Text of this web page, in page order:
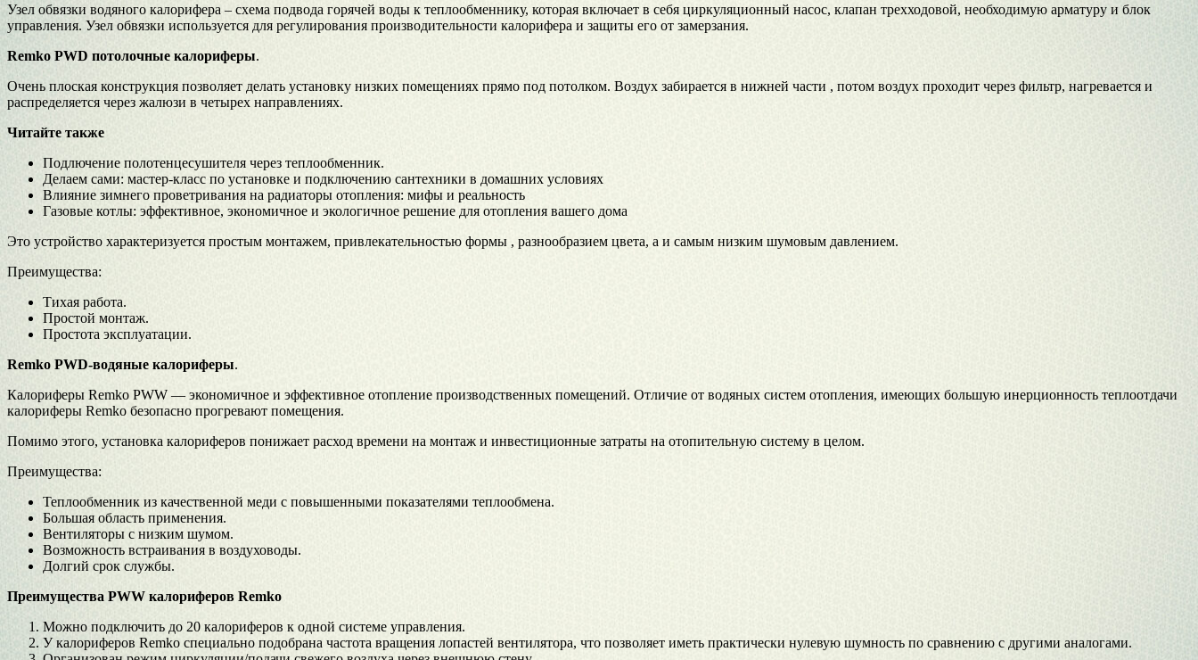
Узел обвязки водяного калорифера – схема подвода горячей воды к теплообменнику, которая включает в себя циркуляционный насос, клапан трехходовой, необходимую арматуру и блок
управления. Узел обвязки используется для регулирования производительности калорифера и защиты его от замерзания.
Remko PWD потолочные калориферы.
Очень плоская конструкция позволяет делать установку низких помещениях прямо под потолком. Воздух забирается в нижней части , потом воздух проходит через фильтр, нагревается и
распределяется через жалюзи в четырех направлениях.
Читайте также
Подлючение полотенцесушителя через теплообменник.
Делаем сами: мастер-класс по установке и подключению сантехники в домашних условиях
Влияние зимнего проветривания на радиаторы отопления: мифы и реальность
Газовые котлы: эффективное, экономичное и экологичное решение для отопления вашего дома
Это устройство характеризуется простым монтажем, привлекательностью формы , разнообразием цвета, а и самым низким шумовым давлением.
Преимущества:
Тихая работа.
Простой монтаж.
Простота эксплуатации.
Remko PWD-водяные калориферы.
Калориферы Remko PWW — экономичное и эффективное отопление производственных помещений. Отличие от водяных систем отопления, имеющих большую инерционность теплоотдачи
калориферы Remko безопасно прогревают помещения.
Помимо этого, установка калориферов понижает расход времени на монтаж и инвестиционные затраты на отопительную систему в целом.
Преимущества:
Теплообменник из качественной меди c повышенными показателями теплообмена.
Большая область применения.
Вентиляторы с низким шумом.
Возможность встраивания в воздуховоды.
Долгий срок службы.
Преимущества PWW калориферов Remko
Можно подключить до 20 калориферов к одной системе управления.
У калориферов Remko специально подобрана частота вращения лопастей вентилятора, что позволяет иметь практически нулевую шумность по сравнению с другими аналогами.